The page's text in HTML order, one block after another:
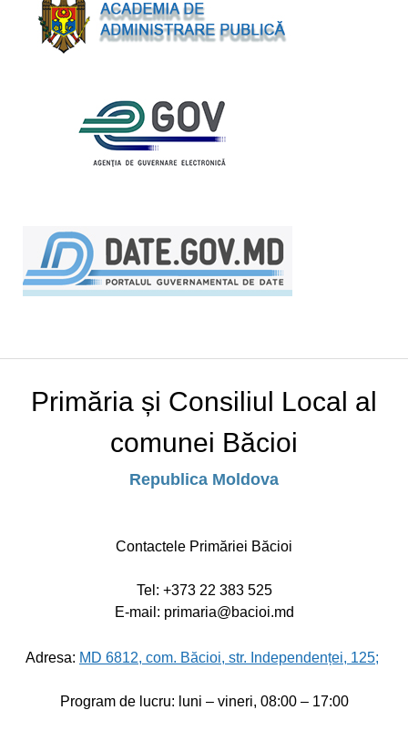
Primăria și Consiliul Local al
comunei Băcioi
Republica Moldova
Contactele Primăriei Băcioi
Tel: +373 22 383 525
E-mail: primaria@bacioi.md
Adresa: MD 6812, com. Băcioi, str. Independenței, 125;
Program de lucru: luni – vineri, 08:00 – 17:00